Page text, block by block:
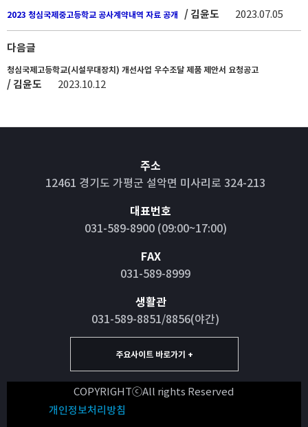
2023 청심국제중고등학교 공사계약내역 자료 공개 / 김윤도 2023.07.05
다음글
청심국제고등학교(시설무대장치) 개선사업 우수조달 제품 제안서 요청공고
/ 김윤도 2023.10.12
주소
12461 경기도 가평군 설악면 미사리로 324-213
대표번호
031-589-8900 (09:00~17:00)
FAX
031-589-8999
생활관
031-589-8851/8856(야간)
주요사이트 바로가기 +
COPYRIGHTⓒAll rights Reserved
개인정보처리방침